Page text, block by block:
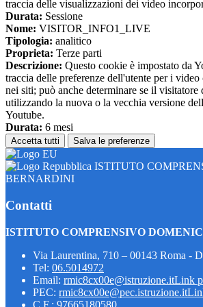
traccia delle visualizzazioni dei video
Durata: Sessione
Nome: VISITOR_INFO1_LIVE
Tipologia: analitico
Proprieta: Terze parti
Descrizione: Questo cookie è impostato da
traccia delle preferenze dell'utente per i
nei siti; può anche determinare se il visitatore
utilizzando la nuova o la vecchia versione
Youtube.
Durata: 6 mesi
Accetta tutti Salva le preferenze
ISTITUTO
BERNARDINI
Contatti
ISTITUTO COMPRENSIVO
Via Laurentina, 710 – 00143 Roma -
Tel: 06.5014972
Email: rmic8cx00e@istruzione.itLink
PEC: rmic8cx00e@pec.istruzione.it
C.F.: 97665180580